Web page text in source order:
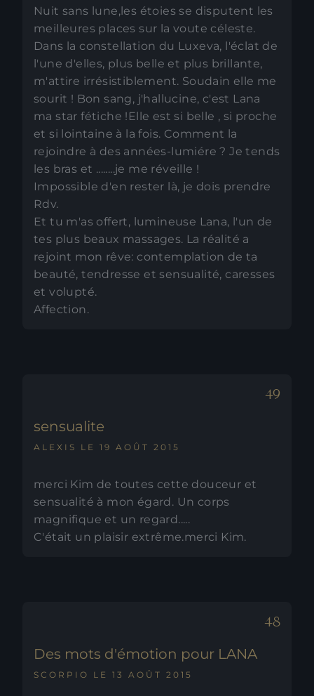
Nuit sans lune,les étoies se disputent les
meilleures places sur la voute céleste.
Dans la constellation du Luxeva, l'éclat de
l'une d'elles, plus belle et plus brillante,
m'attire irrésistiblement. Soudain elle me
sourit ! Bon sang, j'hallucine, c'est Lana
ma star fétiche !Elle est si belle , si proche
et si lointaine à la fois. Comment la
rejoindre à des années-lumiére ? Je tends
les bras et ........je me réveille !
Impossible d'en rester là, je dois prendre
Rdv.
Et tu m'as offert, lumineuse Lana, l'un de
tes plus beaux massages. La réalité a
rejoint mon rêve: contemplation de ta
beauté, tendresse et sensualité, caresses
et volupté.
Affection.
sensualite
ALEXIS LE 19 AOÛT 2015
merci Kim de toutes cette douceur et
sensualité à mon égard. Un corps
magnifique et un regard.....
C'était un plaisir extrême.merci Kim.
Des mots d'émotion pour LANA
SCORPIO LE 13 AOÛT 2015